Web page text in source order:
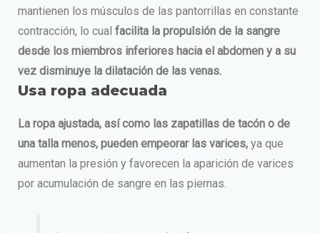
mantienen los músculos de las pantorrillas en constante
contracción, lo cual facilita la propulsión de la sangre
desde los miembros inferiores hacia el abdomen y a su
vez disminuye la dilatación de las venas.
Usa ropa adecuada
La ropa ajustada, así como las zapatillas de tacón o de
una talla menos, pueden empeorar las varices,ya que
aumentan la presión y favorecen la aparición de varices
por acumulación de sangre en las piernas.